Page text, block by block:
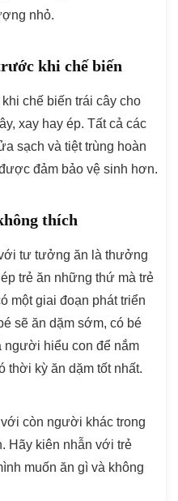
nhỏ.
khi chế biến
chế biến trái cây cho
xay hay ép. Tất cả các
sạch và tiệt trùng hoàn
đảm bảo vệ sinh hơn.
thích
tư tưởng ăn là thưởng
trẻ ăn những thứ mà trẻ
một giai đoạn phát triển
sẽ ăn dặm sớm, có bé
người hiểu con để nắm
thời kỳ ăn dặm tốt nhất.
còn người khác trong
Hãy kiên nhẫn với trẻ
muốn ăn gì và không